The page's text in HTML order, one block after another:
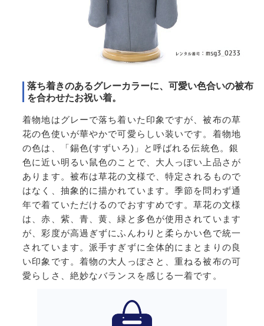
落ち着きのあるグレーカラーに、可愛い色合いの被布
を合わせたお祝い着。
着物地はグレーで落ち着いた印象ですが、被布の草
花の色使いが華やかで可愛らしい装いです。着物地
の色は、「錫色(すずいろ)」と呼ばれる伝統色。銀
色に近い明るい鼠色のことで、大人っぽい上品さが
あります。被布は草花の文様で、特定されるもので
はなく、抽象的に描かれています。季節を問わず通
年で着ていただけるのでおすすめです。草花の文様
は、赤、紫、青、黄、緑と多色が使用されています
が、彩度が高過ぎずにふんわりと柔らかい色で統一
されています。派手すぎずに全体的にまとまりの良
い印象です。着物の大人っぽさと、重ねる被布の可
愛らしさ、絶妙なバランスを感じる一着です。